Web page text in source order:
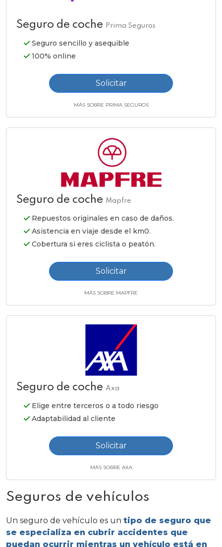
Seguro de coche Prima Seguros
Seguro sencillo y asequible
100% online
Solicitar
MÁS SOBRE PRIMA SEGUROS
Seguro de coche Mapfre
Repuestos originales en caso de daños.
Asistencia en viaje desde el km0.
Cobertura si eres ciclista o peatón.
Solicitar
MÁS SOBRE MAPFRE
Seguro de coche Axa
Elige entre terceros o a todo riesgo
Adaptabilidad al cliente
Solicitar
MÁS SOBRE AXA
Seguros de vehículos
Un seguro de vehículo es un tipo de seguro que
se especializa en cubrir accidentes que
puedan ocurrir mientras un vehículo está en